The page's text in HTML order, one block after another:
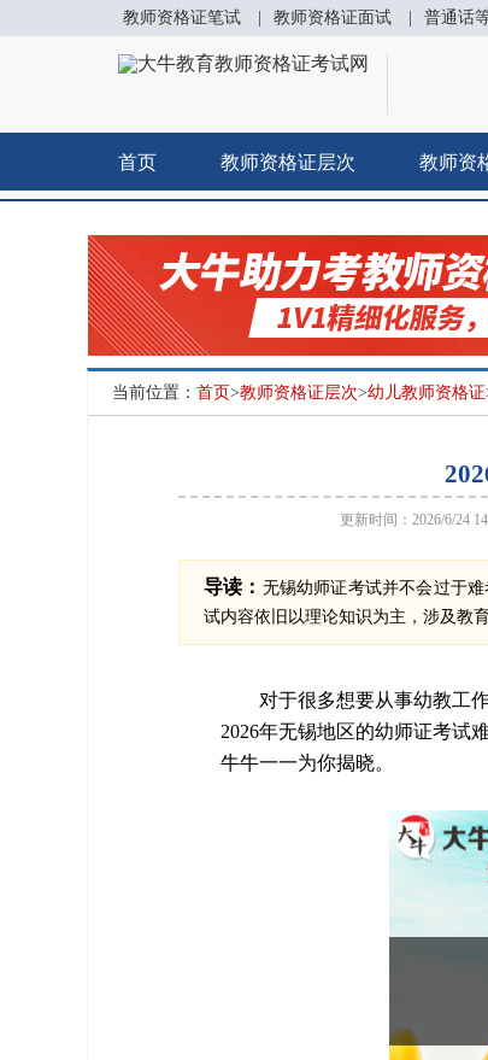
教师资格证笔试 教师资格证面试 普通话
首页 教师资格证层次 教师资
当前位置： 首页>教师资格证层次>幼儿教师资格证
更新时间：2026/6/24
导读： 无锡幼师证考试并不会过于
试内容依旧以理论知识为主，涉及教
对于很多想要从事幼教工
2026年无锡地区的幼师证考试
牛牛一一为你揭晓。